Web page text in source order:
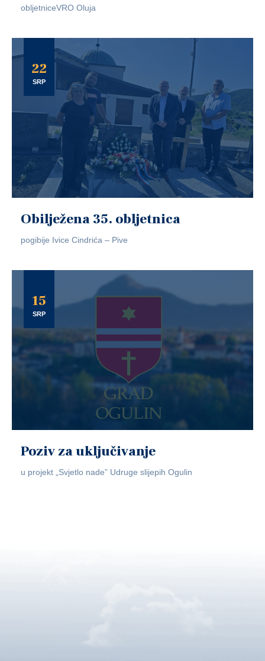
obljetniceVRO Oluja
22
SRP
Obilježena 35. obljetnica
pogibije Ivice Cindrića – Pive
15
SRP
Poziv za uključivanje
u projekt „Svjetlo nade” Udruge slijepih Ogulin